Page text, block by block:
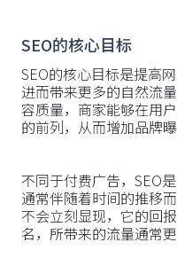
SEO的核心目标
SEO的核心目标是提高
进而带来更多的自然流
容质量，商家能够在用
的前列，从而增加品牌
不同于付费广告，SEO
通常伴随着时间的推移
不会立刻显现，它的回
名，所带来的流量通常